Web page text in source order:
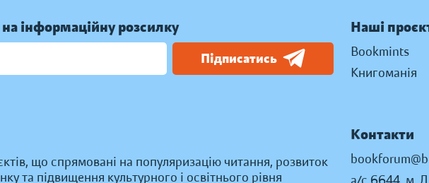
інформаційну розсилку
Підписатись
що спрямовані на популяризацію читання, розвиток
та підвищення культурного і освітнього рівня
Наші
Bookmints
Книгоманія
Контакти